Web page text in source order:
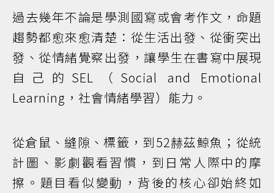
過去幾年不論是學測國寫或會考作文，命題
趨勢都愈來愈清楚：從生活出發、從衝突出
發、從情緒覺察出發，讓學生在書寫中展現
自己的SEL（Social and Emotional
Learning，社會情緒學習）能力。
從倉鼠、縫隙、標籤，到52赫茲鯨魚；從統
計圖、影劇觀看習慣，到日常人際中的摩
擦。題目看似變動，背後的核心卻始終如